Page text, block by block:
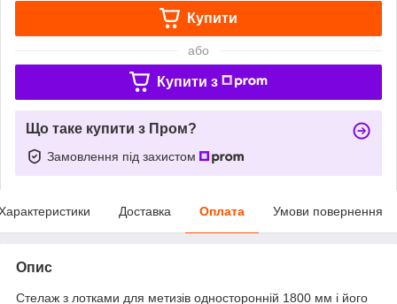
Купити
або
Купити з
Що таке купити з Пром?
Замовлення під захистом
Доставка Оплата Умови повернення
Опис
Стелаж з лотками для метизів односторонній 1800 мм і його